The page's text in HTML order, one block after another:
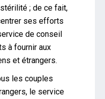
; de ce fait,
ses efforts
de conseil
à fournir aux
et étrangers.
les couples
le service